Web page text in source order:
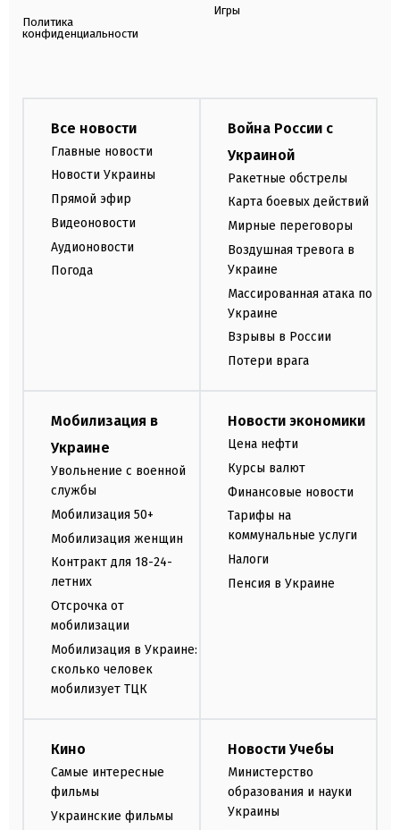
Политика
конфиденциальности
Игры
Все новости
Главные новости
Новости Украины
Прямой эфир
Видеоновости
Аудионовости
Погода
Война России с
Украиной
Ракетные обстрелы
Карта боевых действий
Мирные переговоры
Воздушная тревога в
Украине
Массированная атака по
Украине
Взрывы в России
Потери врага
Мобилизация в
Украине
Увольнение с военной
службы
Мобилизация 50+
Мобилизация женщин
Контракт для 18-24-
летних
Отсрочка от
мобилизации
Мобилизация в Украине:
сколько человек
мобилизует ТЦК
Новости экономики
Цена нефти
Курсы валют
Финансовые новости
Тарифы на
коммунальные услуги
Налоги
Пенсия в Украине
Кино
Самые интересные
фильмы
Украинские фильмы
Новости Учебы
Министерство
образования и науки
Украины